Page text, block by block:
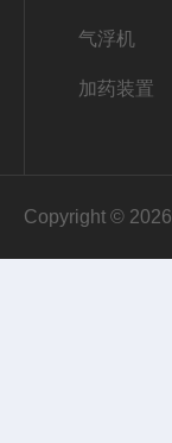
气浮机
加药装置
Copyright ©